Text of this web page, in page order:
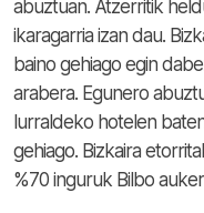
abuztuan. Atzerritik
ikaragarria izan dau.
baino gehiago egin
arabera. Egunero
lurraldeko hotelen
gehiago. Bizkaira
%70 inguruk Bilbo